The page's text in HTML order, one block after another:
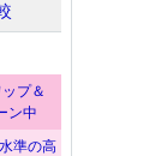
プ＆
ン中
準の高